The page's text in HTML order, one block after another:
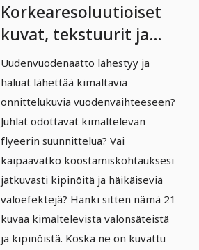
Korkearesoluutioiset
kuvat, tekstuurit ja
päällekkäissovellukset:
kipinät,
valonheijastukset,
valoefektit 3
Uudenvuodenaatto lähestyy ja
haluat lähettää kimaltavia
onnittelukuvia vuodenvaihteeseen?
Juhlat odottavat kimaltelevan
flyeerin suunnittelua? Vai
kaipaavatko koostamiskohtauksesi
jatkuvasti kipinöitä ja häikäiseviä
valoefektejä? Hanki sitten nämä 21
kuvaa kimaltelevista valonsäteistä
ja kipinöistä. Koska ne on kuvattu